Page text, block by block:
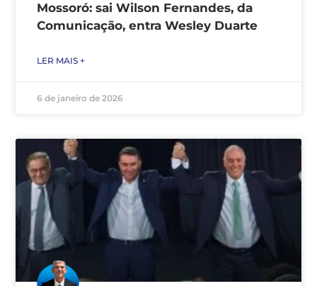
Mossoró: sai Wilson Fernandes, da
Comunicação, entra Wesley Duarte
LER MAIS +
6 de janeiro de 2026